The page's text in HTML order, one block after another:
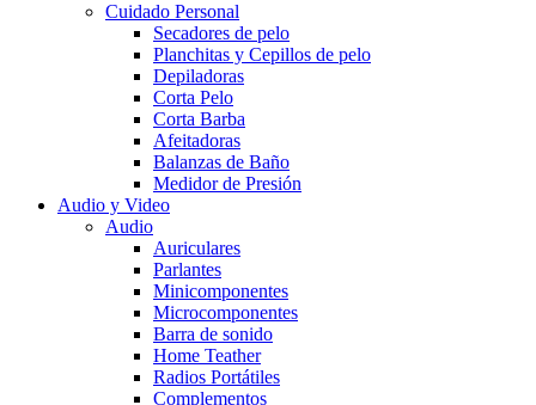
Cuidado Personal
Secadores de pelo
Planchitas y Cepillos de pelo
Depiladoras
Corta Pelo
Corta Barba
Afeitadoras
Balanzas de Baño
Medidor de Presión
Audio y Video
Audio
Auriculares
Parlantes
Minicomponentes
Microcomponentes
Barra de sonido
Home Teather
Radios Portátiles
Complementos